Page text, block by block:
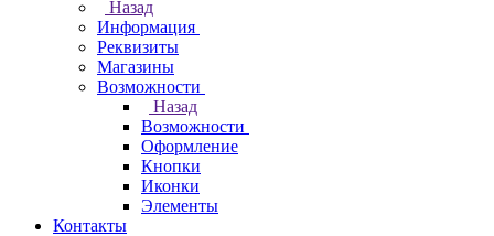
Назад
Информация
Реквизиты
Магазины
Возможности
Назад
Возможности
Оформление
Кнопки
Иконки
Элементы
Контакты